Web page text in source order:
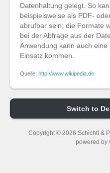
Datenhaltung gelegt. So
beispielsweise als PDF-
abrufbar sein; die Formate
bei der Abfrage aus der
Anwendung kann auch
Einsatz kommen.
Quelle: http://www.wikipedia.de
Switch to
Copyright © 2026 Schichtl &
powered by